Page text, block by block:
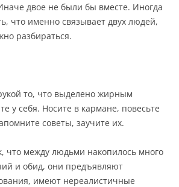
двое не были бы вместе. Иногда
что именно связывает двух людей,
разбираться.
то, что выделено жирным
у себя. Носите в кармане, повесьте
советы, заучите их.
что между людьми накопилось много
и обид, они предъявляют
имеют нереалистичные